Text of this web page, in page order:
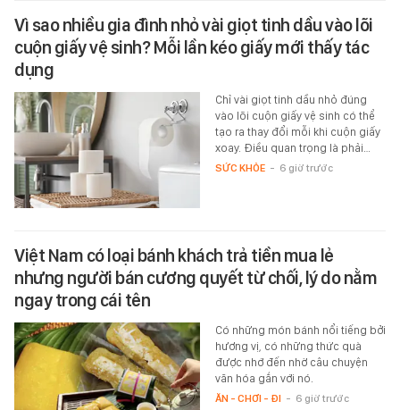
Vì sao nhiều gia đình nhỏ vài giọt tinh dầu vào lõi
cuộn giấy vệ sinh? Mỗi lần kéo giấy mới thấy tác
dụng
Chỉ vài giọt tinh dầu nhỏ đúng
vào lõi cuộn giấy vệ sinh có thể
tạo ra thay đổi mỗi khi cuộn giấy
xoay. Điều quan trọng là phải…
SỨC KHỎE - 6 giờ trước
Việt Nam có loại bánh khách trả tiền mua lẻ
nhưng người bán cương quyết từ chối, lý do nằm
ngay trong cái tên
Có những món bánh nổi tiếng bởi
hương vị, có những thức quà
được nhớ đến nhờ câu chuyện
văn hóa gắn với nó.
ĂN - CHƠI - ĐI - 6 giờ trước